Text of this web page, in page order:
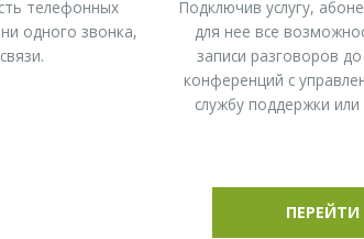
телефонных
одного звонка,
Подключив услугу,
для нее все
записи разговоров
конференций с
службу поддержки